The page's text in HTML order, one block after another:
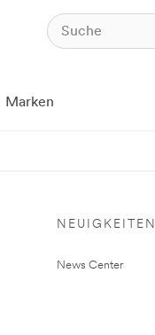
Marken
NEUIGKEITEN
News Center